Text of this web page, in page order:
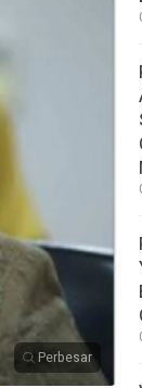
Perbesar